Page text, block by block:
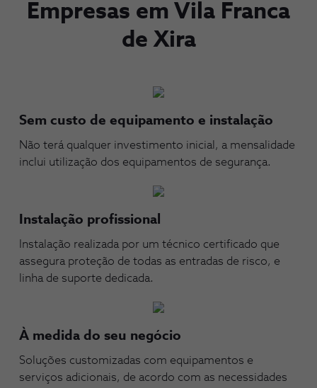
Empresas em Vila Franca
de Xira
Sem custo de equipamento e instalação
Não terá qualquer investimento inicial, a mensalidade
inclui utilização dos equipamentos de segurança.
Instalação profissional
Instalação realizada por um técnico certificado que
assegura proteção de todas as entradas de risco, e
linha de suporte dedicada.
À medida do seu negócio
Soluções customizadas com equipamentos e
serviços adicionais, de acordo com as necessidades